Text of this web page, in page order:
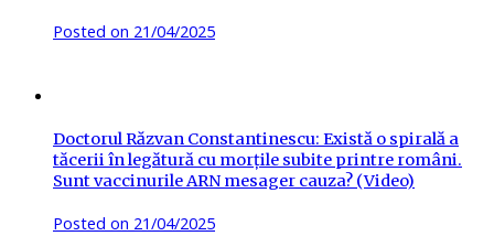
Posted on 21/04/2025
Doctorul Răzvan Constantinescu: Există o spirală a
tăcerii în legătură cu morțile subite printre români.
Sunt vaccinurile ARN mesager cauza? (Video)
Posted on 21/04/2025